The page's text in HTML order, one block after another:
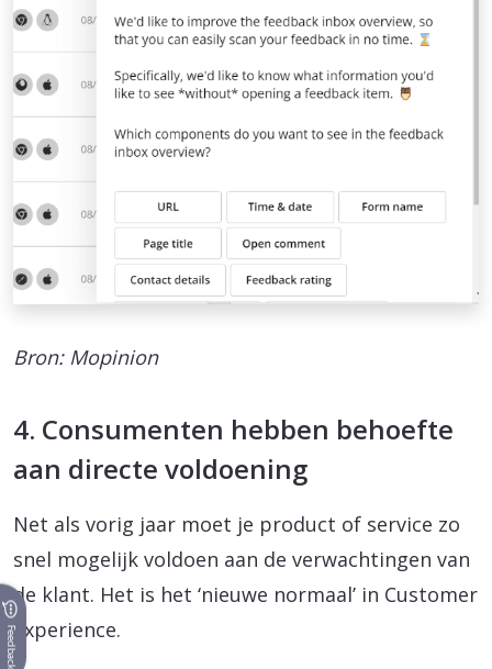
Bron: Mopinion
4. Consumenten hebben behoefte
aan directe voldoening
Net als vorig jaar moet je product of service zo
snel mogelijk voldoen aan de verwachtingen van
de klant. Het is het ‘nieuwe normaal’ in Customer
Experience.
Feedback